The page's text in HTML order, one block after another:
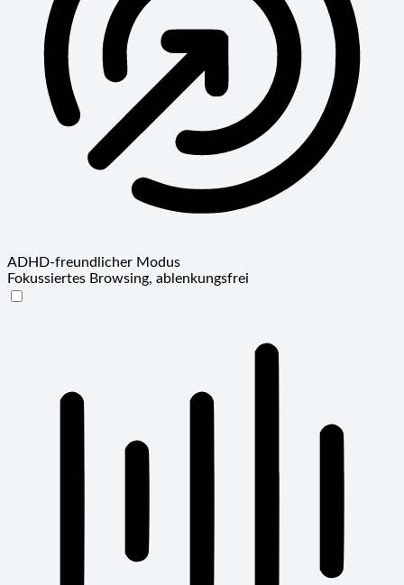
ADHD-freundlicher Modus
Fokussiertes Browsing, ablenkungsfrei